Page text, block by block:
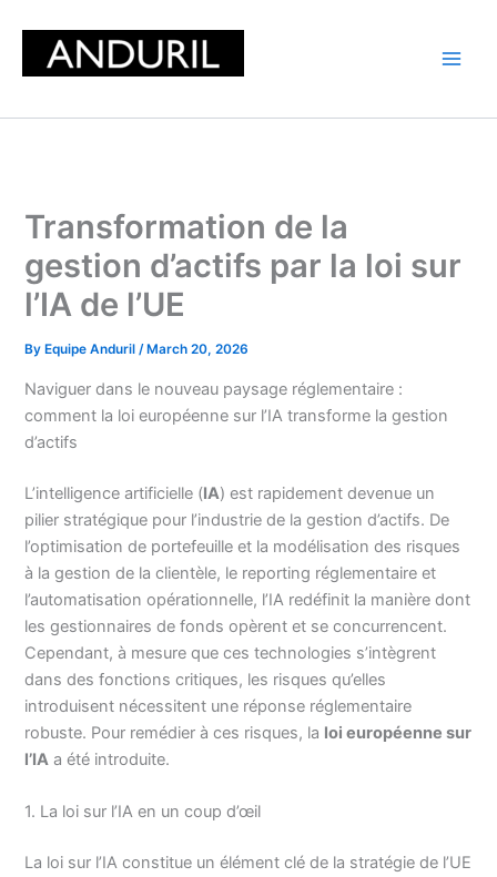
content
Transformation de la
gestion d’actifs par la loi sur
l’IA de l’UE
By Equipe Anduril/ March 20, 2026
Naviguer dans le nouveau paysage réglementaire :
comment la loi européenne sur l’IA transforme la gestion
d’actifs
L’intelligence artificielle (IA) est rapidement devenue un
pilier stratégique pour l’industrie de la gestion d’actifs. De
l’optimisation de portefeuille et la modélisation des risques
à la gestion de la clientèle, le reporting réglementaire et
l’automatisation opérationnelle, l’IA redéfinit la manière dont
les gestionnaires de fonds opèrent et se concurrencent.
Cependant, à mesure que ces technologies s’intègrent
dans des fonctions critiques, les risques qu’elles
introduisent nécessitent une réponse réglementaire
robuste. Pour remédier à ces risques, la loi européenne sur
l’IA a été introduite.
1. La loi sur l’IA en un coup d’œil
La loi sur l’IA constitue un élément clé de la stratégie de l’UE